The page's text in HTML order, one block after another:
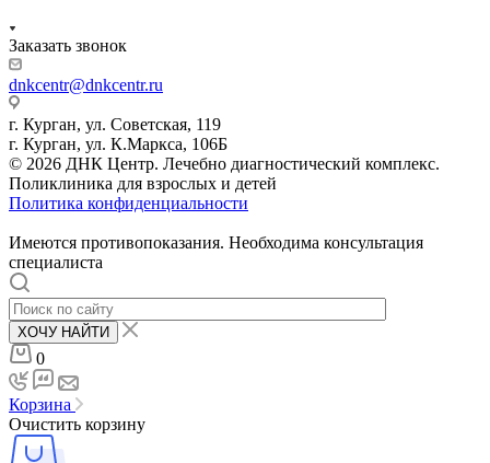
Заказать звонок
dnkcentr@dnkcentr.ru
г. Курган, ул. Советская, 119
г. Курган, ул. К.Маркса, 106Б
© 2026 ДНК Центр. Лечебно диагностический комплекс.
Поликлиника для взрослых и детей
Политика конфиденциальности
Имеются противопоказания. Необходима консультация
специалиста
ХОЧУ НАЙТИ
0
Корзина
Очистить корзину